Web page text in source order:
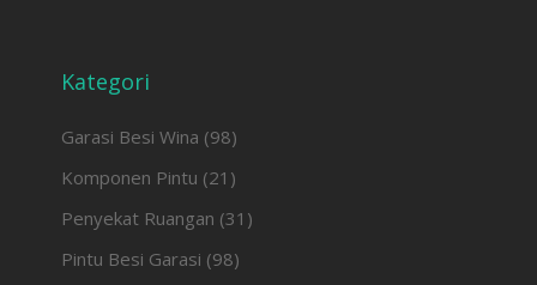
Kategori
Garasi Besi Wina (98)
Komponen Pintu (21)
Penyekat Ruangan (31)
Pintu Besi Garasi (98)